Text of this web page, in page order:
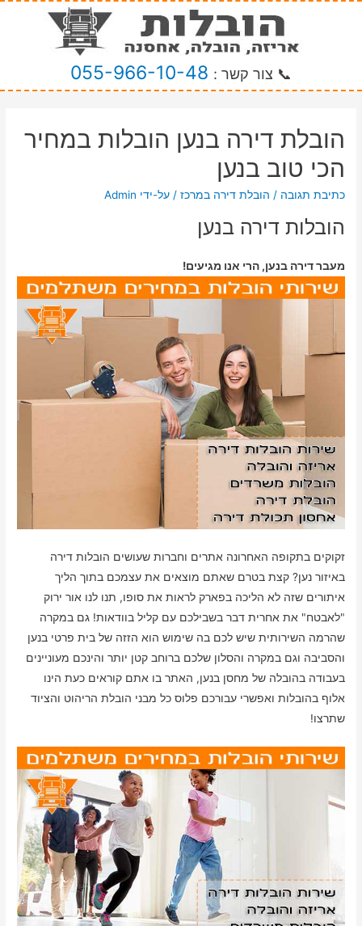
📞 צור קשר : 055-966-10-48
הובלת דירה בנען הובלות במחיר
הכי טוב בנען
כתיבת תגובה / הובלת דירה במרכז / על-ידי Admin
הובלות דירה בנען
מעבר דירה בנען, הרי אנו מגיעים!
זקוקים בתקופה האחרונה אתרים וחברות שעושים הובלות דירה
באיזור נען? קצת בטרם שאתם מוצאים את עצמכם בתוך הליך
איתורים שזה לא הליכה בפארק לראות את סופו, תנו לנו אור ירוק
"לאבטח" את אחרית דבר בשבילכם עם קליל בוודאות! גם במקרה
שהרמה השירותית שיש לכם בה שימוש הוא הזזה של בית פרטי בנען
והסביבה וגם במקרה והסלון שלכם ברוחב קטן יותר והינכם מעוניינים
בעבודה בהובלה של מחסן בנען, האתר בו אתם קוראים כעת הינו
אלוף בהובלות ואפשרי עבורכם פלוס כל מבני הובלת הריהוט והציוד
שתרצו!